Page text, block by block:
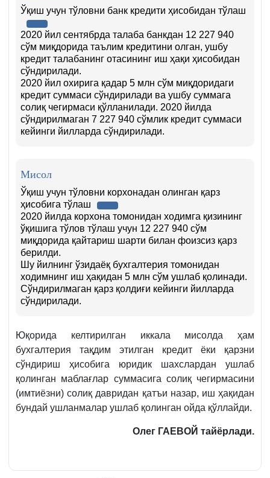
Ўқиш учун тўловни банк кредити ҳисобидан тўлаш
2020 йил сентябрда талаба банкдан 12 227 940
сўм миқдорида таълим кредитини олган, ушбу
кредит талабанинг отасининг иш ҳақи ҳисобидан
сўндирилади.
2020 йил охирига қадар 5 млн сўм миқдоридаги
кредит суммаси сўндирилади ва ушбу суммага
солиқ чегирмаси қўлланилади. 2020 йилда
сўндирилмаган 7 227 940 сўмлик кредит суммаси
кейинги йилларда сўндирилади.
Мисол
Ўқиш учун тўловни корхонадан олинган қарз
ҳисобига тўлаш
2020 йилда корхона томонидан ходимга қизининг
ўқишига тўлов тўлаш учун 12 227 940 сўм
миқдорида қайтариш шарти билан фоизсиз қарз
берилди.
Шу йилнинг ўзидаёқ бухгалтерия томонидан
ходимнинг иш ҳақидан 5 млн сўм ушлаб қолинади.
Сўндирилмаган қарз қолдиғи кейинги йилларда
сўндирилади.
Юқорида келтирилган иккала мисолда ҳам
бухгалтерия тақдим этилган кредит ёки қарзни
сўндириш ҳисобига юридик шахслардан ушлаб
қолинган маблағлар суммасига солиқ чегирмасини
(имтиёзни) солиқ давридан қатъи назар, иш ҳақидан
бундай ушланмалар ушлаб қолинган ойда қўллайди.
Олег ГАЕВОЙ тайёрлади.